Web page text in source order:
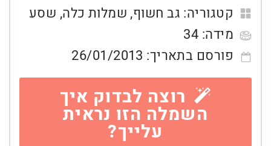
קטגוריה: גב חשוף, שמלות כלה, שסע
מידה: 34
פורסם בתאריך: 26/01/2013
רוצה לבדוק איך
השמלה הזו נראית
עלייך?